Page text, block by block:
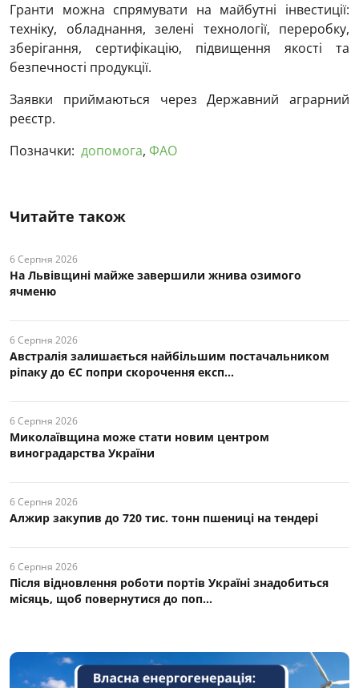
Гранти можна спрямувати на майбутні інвестиції:
техніку, обладнання, зелені технології, переробку,
зберігання, сертифікацію, підвищення якості та
безпечності продукції.
Заявки приймаються через Державний аграрний
реєстр.
Позначки: допомога, ФАО
Читайте також
6 Серпня 2026
На Львівщині майже завершили жнива озимого
ячменю
6 Серпня 2026
Австралія залишається найбільшим постачальником
ріпаку до ЄС попри скорочення експ...
6 Серпня 2026
Миколаївщина може стати новим центром
виноградарства України
6 Серпня 2026
Алжир закупив до 720 тис. тонн пшениці на тендері
6 Серпня 2026
Після відновлення роботи портів Україні знадобиться
місяць, щоб повернутися до поп...